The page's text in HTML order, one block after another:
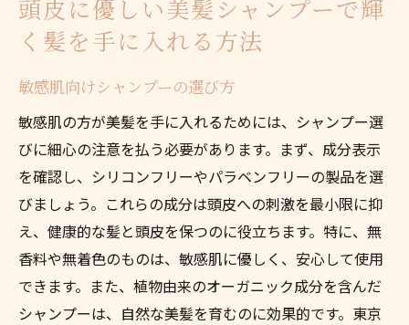
頭皮に優しい美髪シャンプーで輝
く髪を手に入れる方法
敏感肌向けシャンプーの選び方
敏感肌の方が美髪を手に入れるためには、シャンプー選
びに細心の注意を払う必要があります。まず、成分表示
を確認し、シリコンフリーやパラベンフリーの製品を選
びましょう。これらの成分は頭皮への刺激を最小限に抑
え、健康的な髪と頭皮を保つのに役立ちます。特に、無
香料や無着色のものは、敏感肌に優しく、安心して使用
できます。また、植物由来のオーガニック成分を含んだ
シャンプーは、自然な美髪を育むのに効果的です。東京